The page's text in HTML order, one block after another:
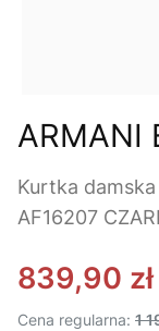
ARMANI
Kurtka
AF16207
839,90 zł
Cena regularna: 1